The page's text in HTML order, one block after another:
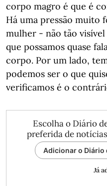
corpo magro é que é
Há uma pressão muito
mulher - não tão
que possamos quase
corpo. Por um lado,
podemos ser o que
verificamos é o
Escolha o Diário
preferida de
Adicionar o Diário
Já